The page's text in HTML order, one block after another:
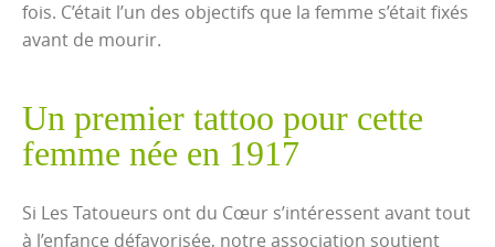
fois. C’était l’un des objectifs que la femme s’était fixés
avant de mourir.
Un premier tattoo pour cette
femme née en 1917
Si Les Tatoueurs ont du Cœur s’intéressent avant tout
à l’enfance défavorisée, notre association soutient